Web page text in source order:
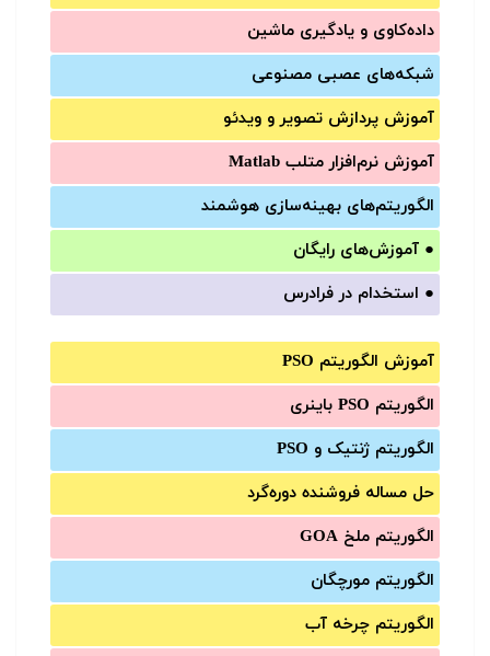
داده‌کاوی و یادگیری ماشین
شبکه‌های عصبی مصنوعی
آموزش‌ پردازش تصویر و ویدئو
آموزش‌ نرم‌افزار متلب Matlab
الگوریتم‌های بهینه‌سازی هوشمند
● آموزش‌های رایگان
● استخدام در فرادرس
آموزش الگوریتم PSO
الگوریتم PSO باینری
الگوریتم ژنتیک و PSO
حل مساله فروشنده دوره‌گرد
الگوریتم ملخ GOA
الگوریتم مورچگان
الگوریتم چرخه آب